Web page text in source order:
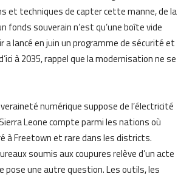
et techniques de capter cette manne, de la
fonds souverain n’est qu’une boîte vide
lancé en juin un programme de sécurité et
à 2035, rappel que la modernisation ne se
numérique suppose de l’électricité
Leone compte parmi les nations où
à Freetown et rare dans les districts.
soumis aux coupures relève d’un acte
pose une autre question. Les outils, les